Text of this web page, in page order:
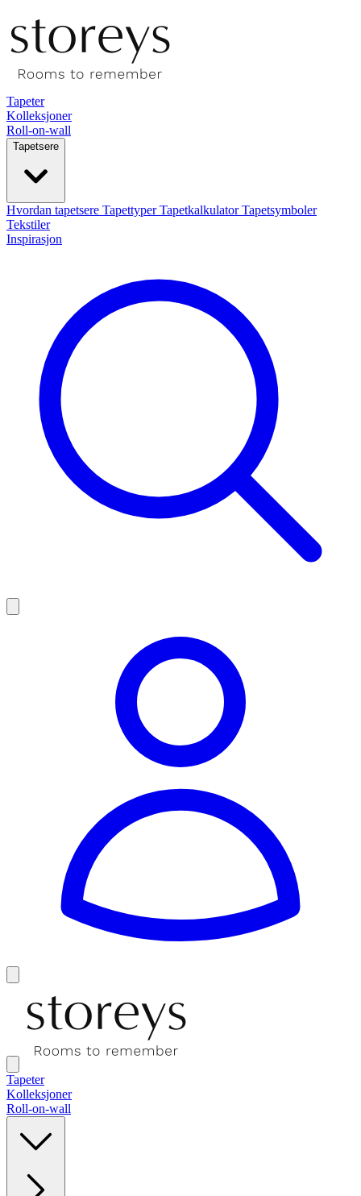
Tapeter
Kolleksjoner
Roll-on-wall
Tapetsere
Hvordan tapetsere TapettyperTapetkalkulatorTapetsymboler
Tekstiler
Inspirasjon
Tapeter
Kolleksjoner
Roll-on-wall